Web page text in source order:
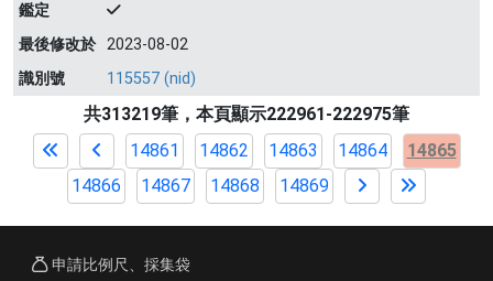
鑑定
最後修改於 2023-08-02
識別號
115557 (nid)
共313219筆，本頁顯示222961-222975筆
14861
14862 14863 14864
14865
14866
14867 14868 14869
申請比例尺、採集袋